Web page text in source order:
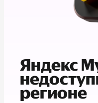
Яндекс
регионе